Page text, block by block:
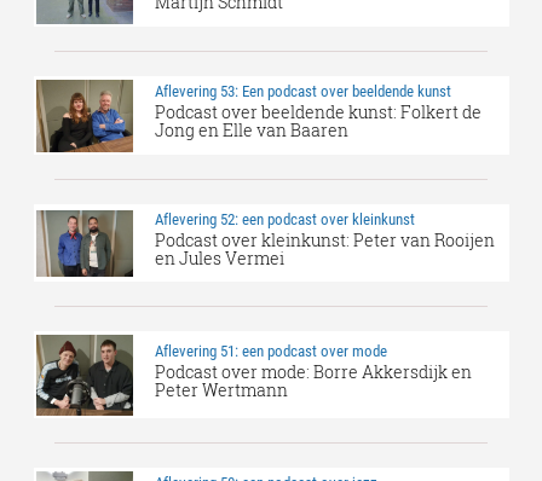
Aflevering 53: Een podcast over beeldende kunst
Podcast over beeldende kunst: Folkert de
Jong en Elle van Baaren
Aflevering 52: een podcast over kleinkunst
Podcast over kleinkunst: Peter van Rooijen
en Jules Vermei
Aflevering 51: een podcast over mode
Podcast over mode: Borre Akkersdijk en
Peter Wertmann